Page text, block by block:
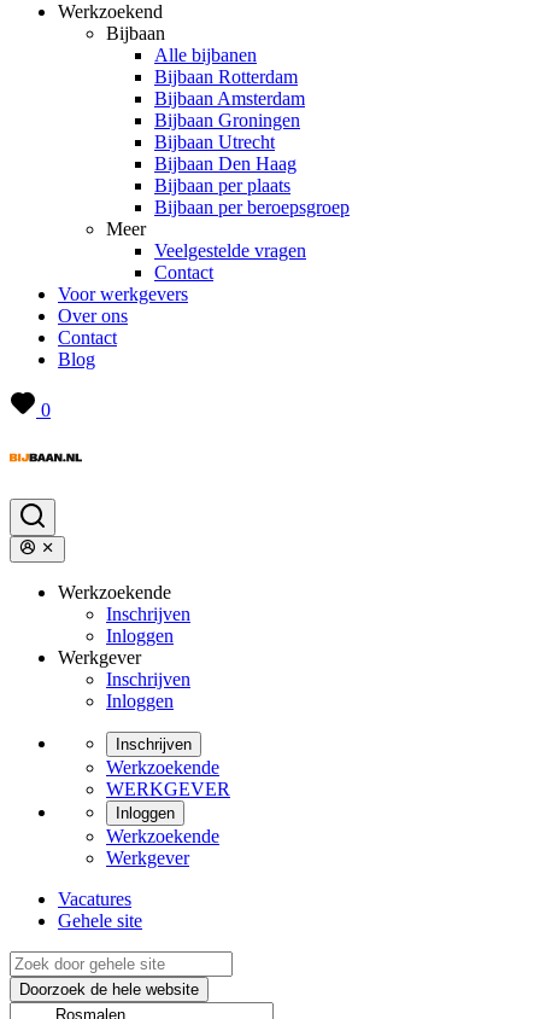
Werkzoekend
Bijbaan
Alle bijbanen
Bijbaan Rotterdam
Bijbaan Amsterdam
Bijbaan Groningen
Bijbaan Utrecht
Bijbaan Den Haag
Bijbaan per plaats
Bijbaan per beroepsgroep
Meer
Veelgestelde vragen
Contact
Voor werkgevers
Over ons
Contact
Blog
0
Werkzoekende
Inschrijven
Inloggen
Werkgever
Inschrijven
Inloggen
Inschrijven
Werkzoekende
WERKGEVER
Inloggen
Werkzoekende
Werkgever
Vacatures
Gehele site